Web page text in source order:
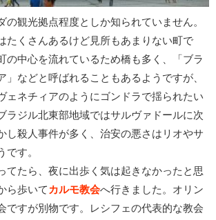
の観光拠点程度としか知られていません。
たくさんあるけど見所もあまりない町で
の中心を流れているため橋も多く、「ブラ
」などと呼ばれることもあるようですが、
ェネチィアのようにゴンドラで揺られたい
ラジル北東部地域ではサルヴァドールに次
し殺人事件が多く、治安の悪さはリオやサ
です。
てたら、夜に出歩く気は起きなかったと思
ら歩いてカルモ教会へ行きました。オリン
ですが別物です。レシフェの代表的な教会